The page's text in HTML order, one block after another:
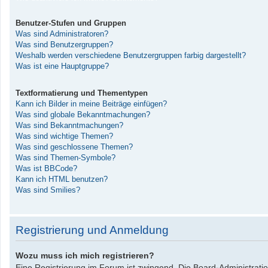
Benutzer-Stufen und Gruppen
Was sind Administratoren?
Was sind Benutzergruppen?
Weshalb werden verschiedene Benutzergruppen farbig dargestellt?
Was ist eine Hauptgruppe?
Textformatierung und Thementypen
Kann ich Bilder in meine Beiträge einfügen?
Was sind globale Bekanntmachungen?
Was sind Bekanntmachungen?
Was sind wichtige Themen?
Was sind geschlossene Themen?
Was sind Themen-Symbole?
Was ist BBCode?
Kann ich HTML benutzen?
Was sind Smilies?
Registrierung und Anmeldung
Wozu muss ich mich registrieren?